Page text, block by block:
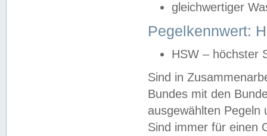
gleichwertiger
Pegelkennwert:
HSW – höchster
Sind in
Bundes mit den
ausgewählten
Sind immer für einen